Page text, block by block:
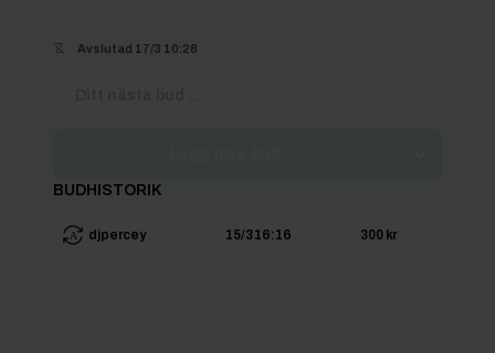
Avslutad 17/3 10:28
BUDHISTORIK
djpercey 15/3 16:16 300 kr